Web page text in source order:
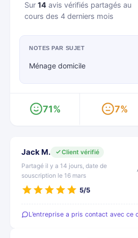
Sur 14 avis vérifiés partagés au
cours des 4 derniers mois
NOTES PAR SUJET
Ménage domicile
71% 7%
Jack M.
Client vérifié
Partagé il y a 14 jours, date de
souscription le 16 mars
5/5
L’entreprise a pris contact avec ce